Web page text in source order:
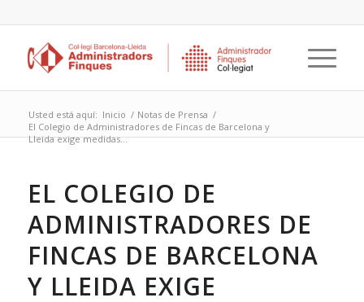
Usted está aquí: Inicio / Notas de Prensa /
El Colegio de Administradores de Fincas de Barcelona y
Lleida exige medidas...
EL COLEGIO DE
ADMINISTRADORES DE
FINCAS DE BARCELONA
Y LLEIDA EXIGE